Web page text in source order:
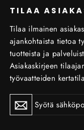
TILAA
Tilaa ilmainen
ajankohtaista tietoa
tuotteista ja
Asiakaskirjeen
työvaatteiden
Tilaa
uutiskirje
Tilaa
uutiskirje